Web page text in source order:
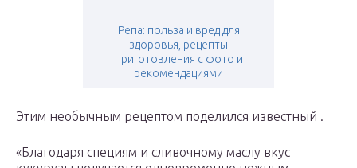
Репа: польза и вред для
здоровья, рецепты
приготовления с фото и
рекомендациями
Этим необычным рецептом поделился известный .
«Благодаря специям и сливочному маслу вкус